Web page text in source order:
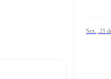
sex., 21